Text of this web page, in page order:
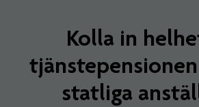
Kolla in
statliga